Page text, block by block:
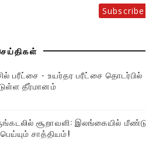
Subscribe
பரீட்சை - உயர்தர பரீட்சை தொடர்பில்
தீர்மானம்
சூறாவளி: இலங்கையில் மீண்டும்
சாத்தியம்!